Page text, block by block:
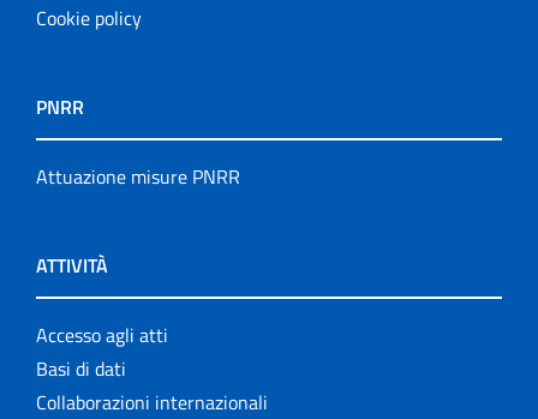
Cookie policy
PNRR
Attuazione misure PNRR
ATTIVITÀ
Accesso agli atti
Basi di dati
Collaborazioni internazionali